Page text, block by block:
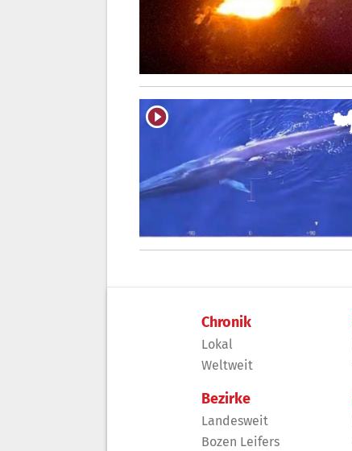
Chronik
Lokal
Weltweit
Bezirke
Landesweit
Bozen Leifers